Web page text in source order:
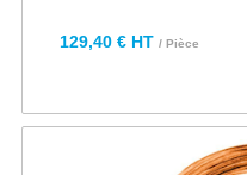
129,40 € HT / Pièce